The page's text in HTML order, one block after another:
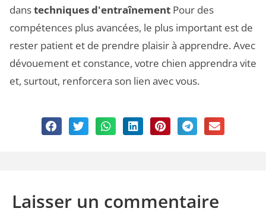
danstechniques d'entraînement Pour des
compétences plus avancées, le plus important est de
rester patient et de prendre plaisir à apprendre. Avec
dévouement et constance, votre chien apprendra vite
et, surtout, renforcera son lien avec vous.
Laisser un commentaire